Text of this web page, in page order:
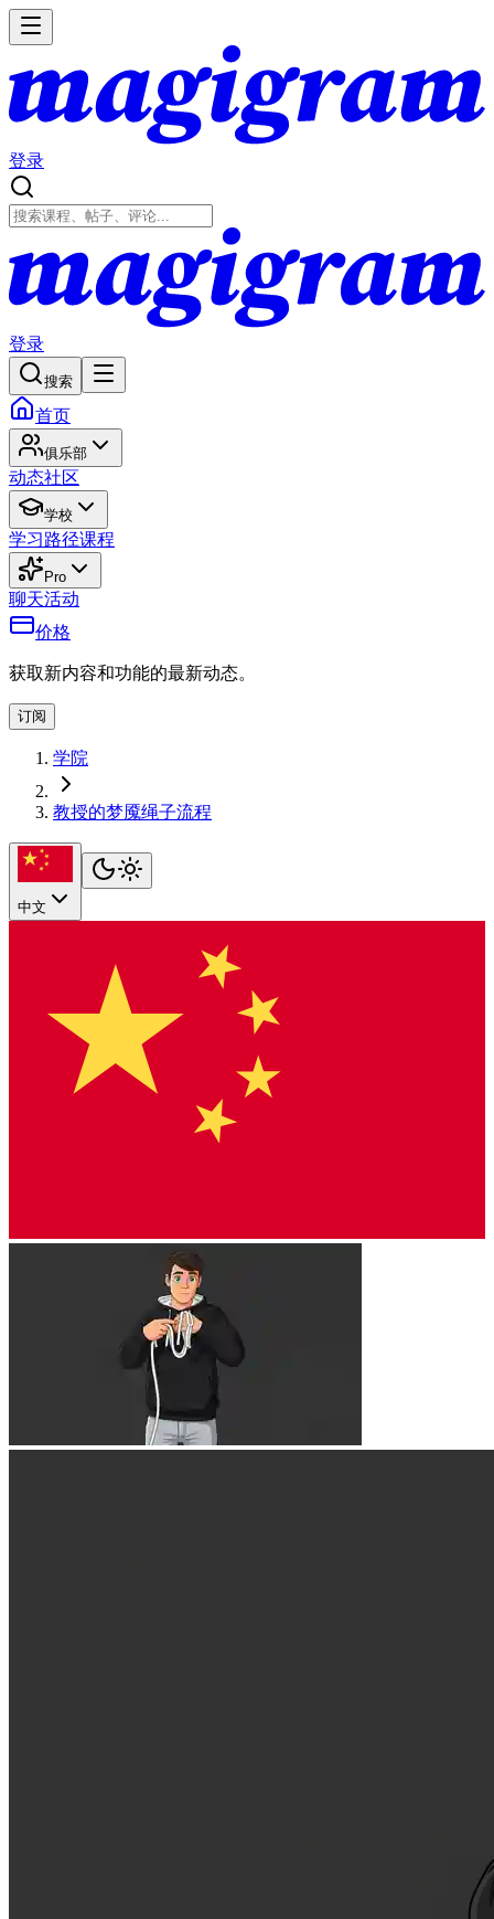
登录
登录
搜索
首页
俱乐部
动态社区
学校
学习路径课程
Pro
聊天活动
价格
获取新内容和功能的最新动态。
订阅
学院
教授的梦魇绳子流程
中文